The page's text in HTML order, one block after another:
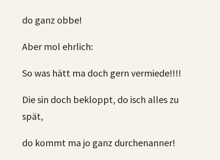
do ganz obbe!
Aber mol ehrlich:
So was hätt ma doch gern vermiede!!!!
Die sin doch bekloppt, do isch alles zu
spät,
do kommt ma jo ganz durchenanner!